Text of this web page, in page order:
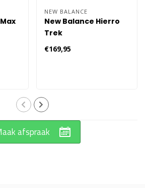
NEW BALANCE
New Balance Hierro
Trek
Wandelschoenen
Heren 296 - Grijs
€169,95
afspraak